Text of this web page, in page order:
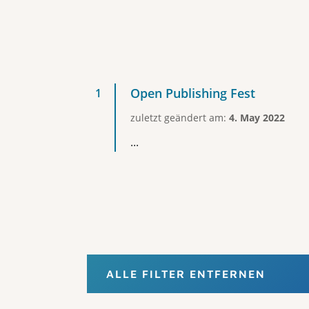
Open Publishing Fest
zuletzt geändert am: 4. May 2022
...
ALLE FILTER ENTFERNEN